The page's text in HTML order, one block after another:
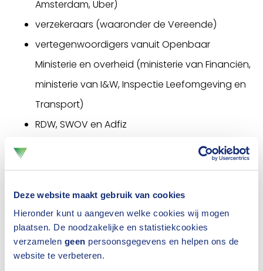
Deze website maakt gebruik van cookies
Hieronder kunt u aangeven welke cookies wij mogen
plaatsen. De noodzakelijke en statistiekcookies
verzamelen geen persoonsgegevens en helpen ons de
website te verbeteren.
Amsterdam, Uber)
verzekeraars (waaronder de Vereende)
vertegenwoordigers vanuit Openbaar
Ministerie en overheid (ministerie van Financiën,
ministerie van I&W, Inspectie Leefomgeving en
Transport)
RDW, SWOV en Adfiz
Er is iets aan de hand in de taxibranche. Daar waren
alle aanwezigen het eigenlijk wel over eens. Wat dat
precies is laat zich minder eenvoudig duiden.
Verzekeraars zien dat de taxisector kampt met een
hoge schadelast, zeker vergeleken met
particulieren. Maar het is lastig te zeggen of dit te